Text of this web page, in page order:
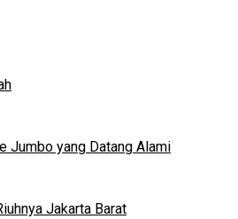
Jumbo yang Datang Alami
Jakarta Barat